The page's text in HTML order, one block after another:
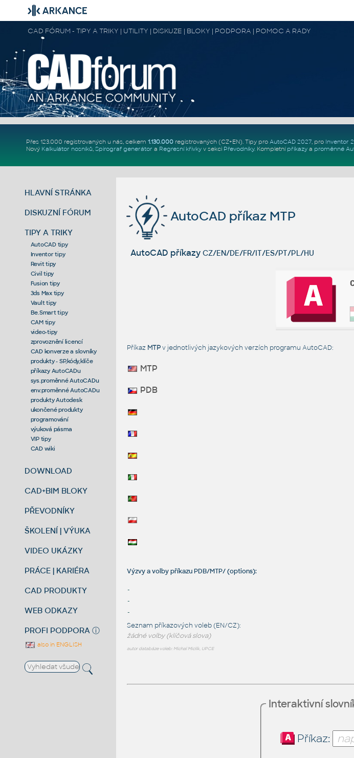
CAD FÓRUM - TIPY A TRIKY | UTILITY | DISKUZE | BLOKY | PODPORA | POMOC A RADY
Přes 123.000 registrovaných u nás, celkem 1.130.000registrovaných (CZ+EN). Tipy pro AutoCAD 2027, pro Inventor
Nový Kalkulátor nosníků, Spirograf generátor a Regresní křivkyv sekci Převodníky. Kompletní příkazya proměnné
HLAVNÍ STRÁNKA
DISKUZNÍ FÓRUM
TIPY A TRIKY
AutoCAD tipy
Inventor tipy
Revit tipy
Civil tipy
Fusion tipy
3ds Max tipy
Vault tipy
Be.Smart tipy
CAM tipy
video-tipy
zprovoznění licencí
CAD konverze a slovníky
produkty - SP,kódy,klíče
příkazy AutoCADu
sys.proměnné AutoCADu
env.proměnné AutoCADu
produkty Autodesk
ukončené produkty
programování
výuková pásma
VIP tipy
CAD wiki
DOWNLOAD
CAD+BIM BLOKY
PŘEVODNÍKY
ŠKOLENÍ | VÝUKA
VIDEO UKÁZKY
PRÁCE | KARIÉRA
CAD PRODUKTY
WEB ODKAZY
PROFI PODPORA ⓘ
also in ENGLISH
AutoCAD příkaz MTP
AutoCAD příkazy CZ/EN/DE/FR/IT/ES/PT/PL/HU
Příkaz MTPv jednotlivých jazykových verzích programu AutoCAD:
MTP
PDB
Výzvy a volby příkazu PDB/MTP/ (options):
-
-
-
Seznam příkazových voleb (EN/CZ):
žádné volby (klíčová slova)
autor databáze voleb: Michal Miclík, UPCE
Interaktivní
Příkaz: